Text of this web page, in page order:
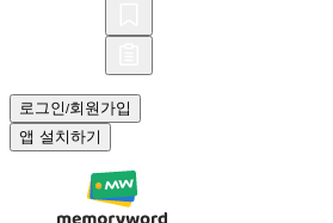
로그인/회원가입
앱 설치하기